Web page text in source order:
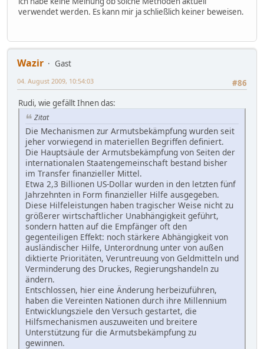
verwendet werden. Es kann mir ja schließlich keiner beweisen.
Wazir
Gast
#86
04. August 2009, 10:54:03
Rudi, wie gefällt Ihnen das:
Zitat
Die Mechanismen zur Armutsbekämpfung wurden seit
jeher vorwiegend in materiellen Begriffen definiert.
Die Hauptsäule der Armutsbekämpfung von Seiten der
internationalen Staatengemeinschaft bestand bisher
im Transfer finanzieller Mittel.
Etwa 2,3 Billionen US-Dollar wurden in den letzten fünf
Jahrzehnten in Form finanzieller Hilfe ausgegeben.
Diese Hilfeleistungen haben tragischer Weise nicht zu
größerer wirtschaftlicher Unabhängigkeit geführt,
sondern hatten auf die Empfänger oft den
gegenteiligen Effekt: noch stärkere Abhängigkeit von
ausländischer Hilfe, Unterordnung unter von außen
diktierte Prioritäten, Veruntreuung von Geldmitteln und
Verminderung des Druckes, Regierungshandeln zu
ändern.
Entschlossen, hier eine Änderung herbeizuführen,
haben die Vereinten Nationen durch ihre Millennium
Entwicklungsziele den Versuch gestartet, die
Hilfsmechanismen auszuweiten und breitere
Unterstützung für die Armutsbekämpfung zu
gewinnen.